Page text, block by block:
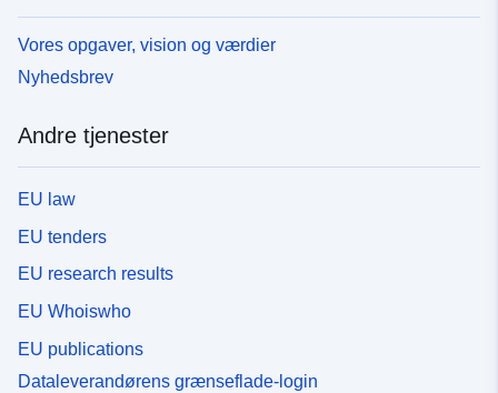
Vores opgaver, vision og værdier
Nyhedsbrev
Andre tjenester
EU law
EU tenders
EU research results
EU Whoiswho
EU publications
Dataleverandørens grænseflade-login